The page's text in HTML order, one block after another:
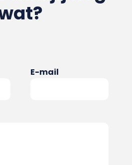
E-mail